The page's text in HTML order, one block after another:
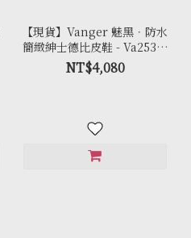
【現貨】Vanger 魅黑．防水
簡緻紳士德比皮鞋 - Va253防
水黑
NT$4,080